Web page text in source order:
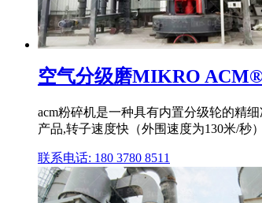
空气分级磨MIKRO
acm粉碎机是一种具有内置分级轮的精
产品,转子速度快（外围速度为130米/秒）
联系电话: 180 3780 8511